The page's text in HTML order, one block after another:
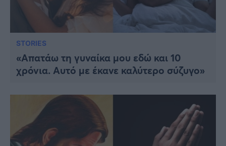
STORIES
«Απατάω τη γυναίκα μου εδώ και 10
χρόνια. Αυτό με έκανε καλύτερο σύζυγο»